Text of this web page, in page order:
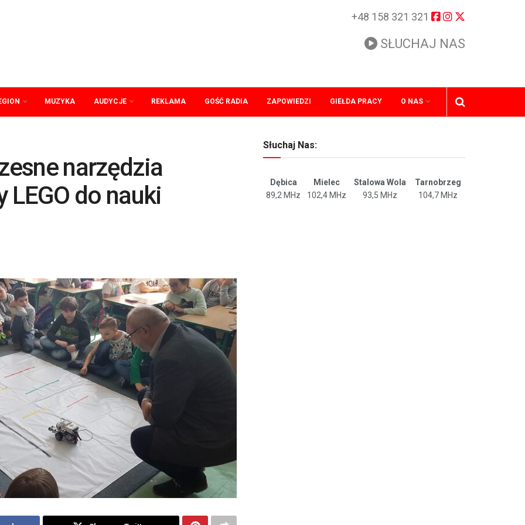
+48 158 321 321
SŁUCHAJ NAS
MUZYKA AUDYCJE REKLAMA GOŚĆ RADIA ZAPOWIEDZI GIEŁDA PRACY O NAS
narzędzia
do nauki
Słuchaj Nas:
Dębica Mielec Stalowa Wola
Tarnobrzeg
89,2 MHz
102,4 MHz 93,5 MHz 104,7 MHz